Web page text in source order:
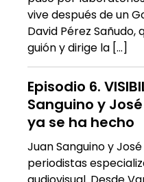
vive después de un
David Pérez
guión y dirige la […]
Episodio 6.
Sanguino y
ya se ha hecho
Juan Sanguino y
periodistas